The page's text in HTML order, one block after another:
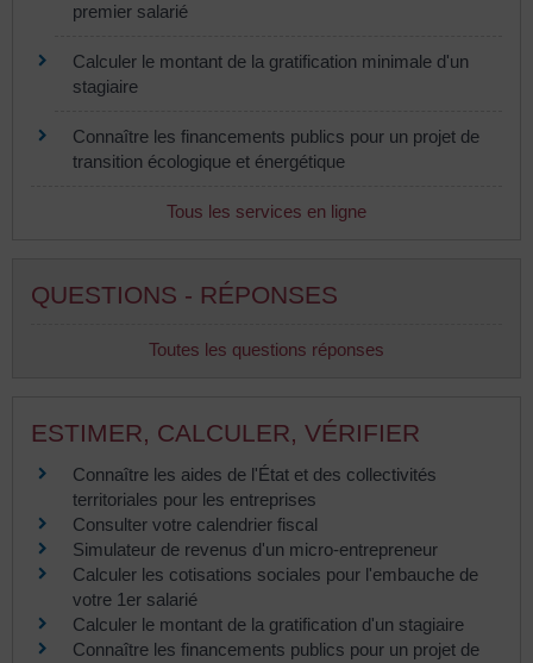
premier salarié
Calculer le montant de la gratification minimale d'un
stagiaire
Connaître les financements publics pour un projet de
transition écologique et énergétique
Tous les services en ligne
QUESTIONS - RÉPONSES
Toutes les questions réponses
ESTIMER, CALCULER, VÉRIFIER
Connaître les aides de l'État et des collectivités
territoriales pour les entreprises
Consulter votre calendrier fiscal
Simulateur de revenus d'un micro-entrepreneur
Calculer les cotisations sociales pour l'embauche de
votre 1er salarié
Calculer le montant de la gratification d'un stagiaire
Connaître les financements publics pour un projet de